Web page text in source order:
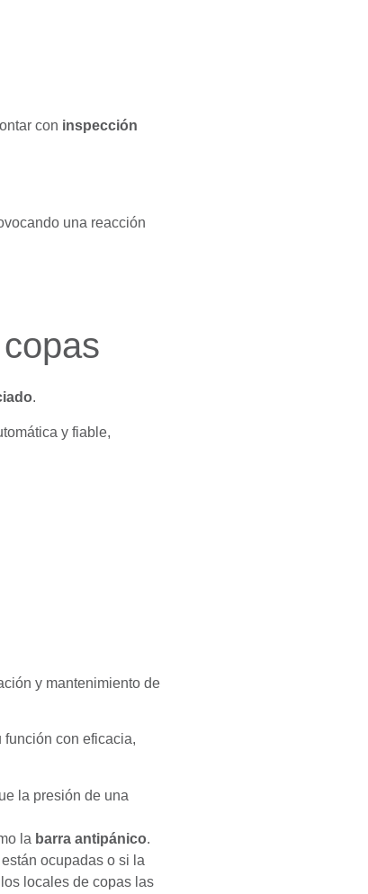
con inspección
una reacción
.
y fiable,
y mantenimiento de
con eficacia,
la presión de una
la barra antipánico.
ocupadas o si la
locales de copas las